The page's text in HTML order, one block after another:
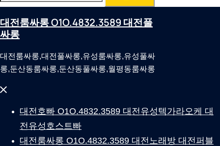
색:
대전룸싸롱 O1O.4832.3589 대전풀
싸롱
대전룸싸롱,대전풀싸롱,유성룸싸롱,유성풀싸
롱,둔산동룸싸롱,둔산동풀싸롱,월평동룸싸롱
Close
대전호빠 O1O.4832.3589 대전유성텍가라오케 대
전유성호스트빠
대전룸싸롱 O1O.4832.3589 대전노래방 대전퍼블